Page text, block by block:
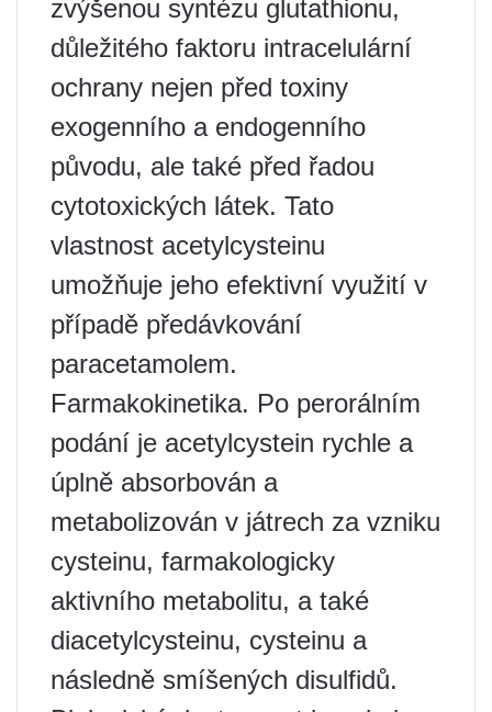
zvýšenou syntézu glutathionu,
důležitého faktoru intracelulární
ochrany nejen před toxiny
exogenního a endogenního
původu, ale také před řadou
cytotoxických látek. Tato
vlastnost acetylcysteinu
umožňuje jeho efektivní využití v
případě předávkování
paracetamolem.
Farmakokinetika. Po perorálním
podání je acetylcystein rychle a
úplně absorbován a
metabolizován v játrech za vzniku
cysteinu, farmakologicky
aktivního metabolitu, a také
diacetylcysteinu, cysteinu a
následně smíšených disulfidů.